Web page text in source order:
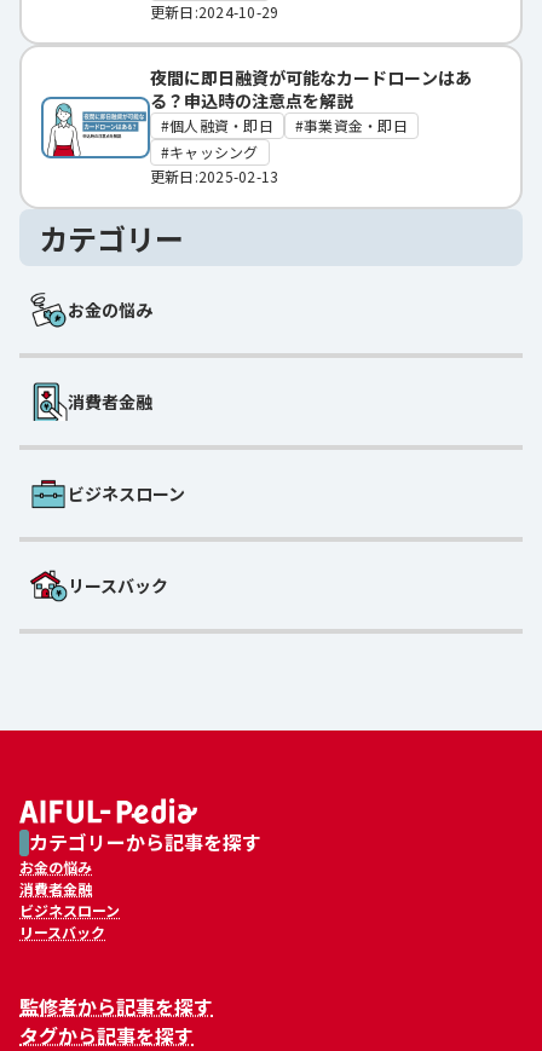
更新日:2024-10-29
夜間に即日融資が可能なカードローンはあ
る？申込時の注意点を解説
個人融資・即日
事業資金・即日
キャッシング
更新日:2025-02-13
カテゴリー
お金の悩み
消費者金融
ビジネスローン
リースバック
カテゴリーから記事を探す
お金の悩み
消費者金融
ビジネスローン
リースバック
監修者から記事を探す
タグから記事を探す